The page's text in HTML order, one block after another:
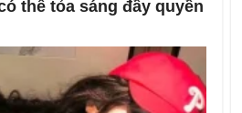
thể tỏa sáng đầy quyền